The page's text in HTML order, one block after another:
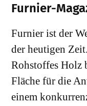
Furnier-
Furnier ist der
der heutigen
Rohstoffes Holz
Fläche für die
einem